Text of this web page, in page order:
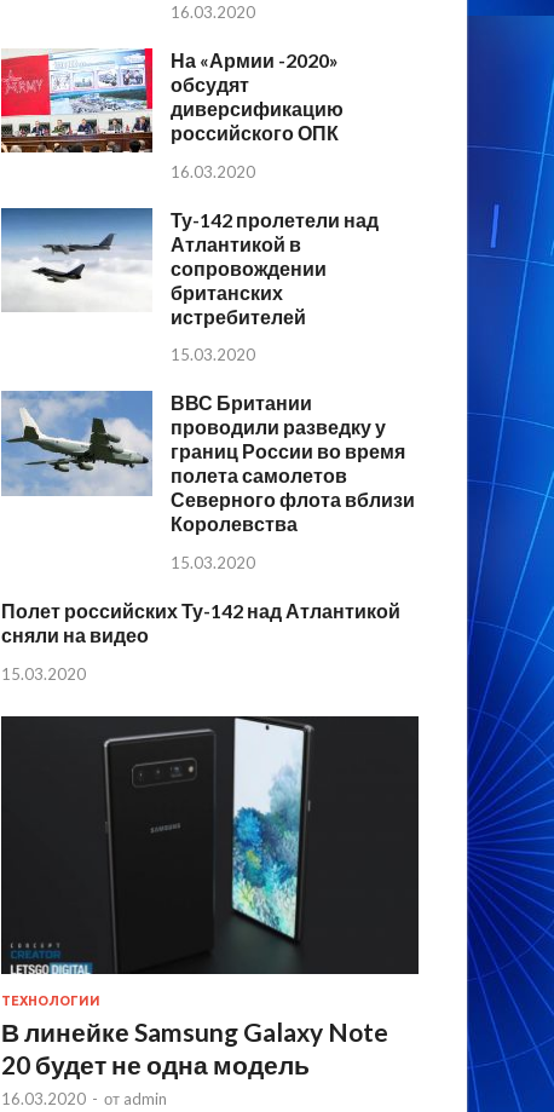
16.03.2020
На «Армии -2020»
обсудят
диверсификацию
российского ОПК
16.03.2020
Ту-142 пролетели над
Атлантикой в
сопровождении
британских
истребителей
15.03.2020
ВВС Британии
проводили разведку у
границ России во время
полета самолетов
Северного флота вблизи
Королевства
15.03.2020
Полет российских Ту-142 над Атлантикой
сняли на видео
15.03.2020
ТЕХНОЛОГИИ
В линейке Samsung Galaxy Note
20 будет не одна модель
16.03.2020 - от admin